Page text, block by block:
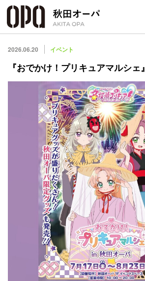
2026.06.20 イベント
『おでかけ！プリキュアマルシェ』